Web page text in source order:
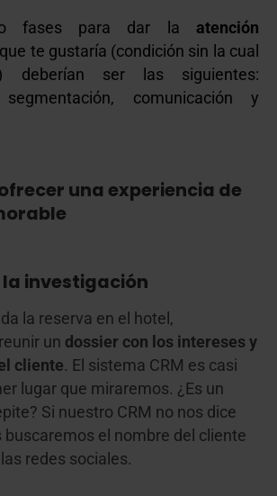
fases para dar la atención
que te gustaría (condición sin la cual
deberían ser las siguientes:
segmentación, comunicación y
una experiencia de
la investigación
la reserva en el hotel,
un dossier con los intereses y
cliente. El sistema CRM es casi
lugar que miraremos. ¿Es un
Si nuestro CRM no nos dice
buscaremos el nombre del cliente
redes sociales.